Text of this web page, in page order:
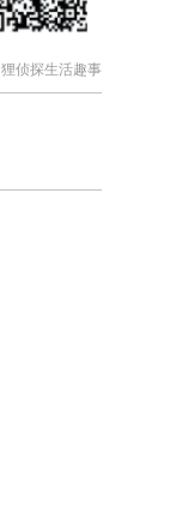
狸侦探生活趣事